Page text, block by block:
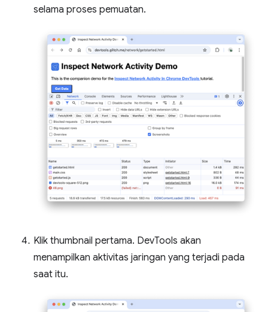
selama proses pemuatan.
Klik thumbnail pertama. DevTools akan
menampilkan aktivitas jaringan yang terjadi pada
saat itu.